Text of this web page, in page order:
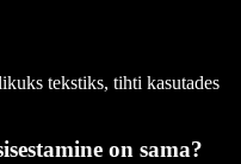
tekstiks, tihti kasutades
on sama?